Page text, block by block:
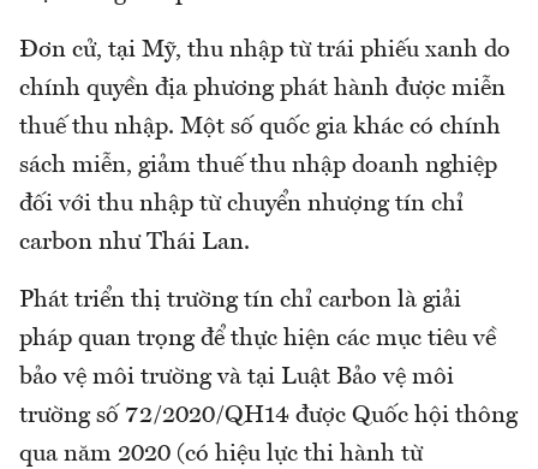
Đơn cử, tại Mỹ, thu nhập từ trái phiếu xanh do
chính quyền địa phương phát hành được miễn
thuế thu nhập. Một số quốc gia khác có chính
sách miễn, giảm thuế thu nhập doanh nghiệp
đối với thu nhập từ chuyển nhượng tín chỉ
carbon như Thái Lan.
Phát triển thị trường tín chỉ carbon là giải
pháp quan trọng để thực hiện các mục tiêu về
bảo vệ môi trường và tại Luật Bảo vệ môi
trường số 72/2020/QH14 được Quốc hội thông
qua năm 2020 (có hiệu lực thi hành từ